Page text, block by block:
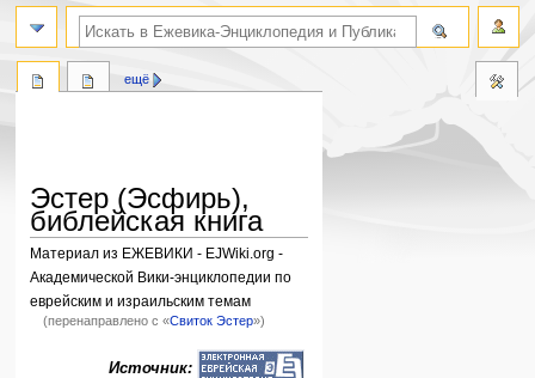
Эстер (Эсфирь),
библейская книга
Материал из ЕЖЕВИКИ - EJWiki.org -
Академической Вики-энциклопедии по
еврейским и израильским темам
(перенаправлено с «Свиток Эстер»)
Источник:
ещё
поиск по словам